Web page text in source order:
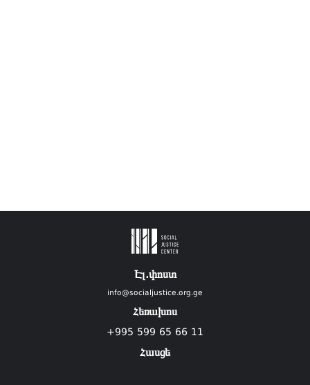
Էլ.փոստ
info@socialjustice.org.ge
Հեռախոս
+995 599 65 66 11
Հասցե